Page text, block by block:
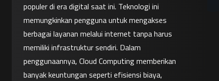
populer di era digital saat ini. Teknologi ini
memungkinkan pengguna untuk mengakses
berbagai layanan melalui internet tanpa harus
memiliki infrastruktur sendiri. Dalam
penggunaannya, Cloud Computing memberikan
banyak keuntungan seperti efisiensi biaya,